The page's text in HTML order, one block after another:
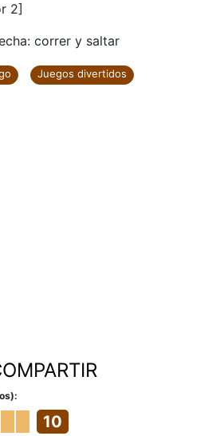
2]
correr y saltar
Juegos divertidos
10